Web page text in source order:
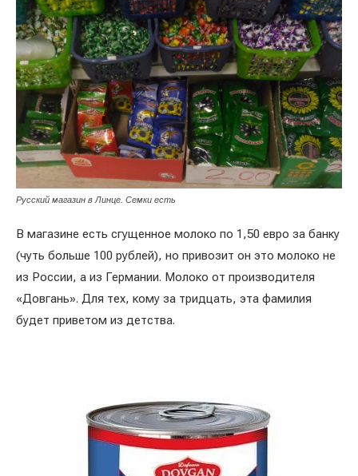
Русский магазин в Линце. Семки есть
В магазине есть сгущенное молоко по 1,50 евро за банку
(чуть больше 100 рублей), но привозит он это молоко не
из России, а из Германии. Молоко от производителя
«Довгань». Для тех, кому за тридцать, эта фамилия
будет приветом из детства.